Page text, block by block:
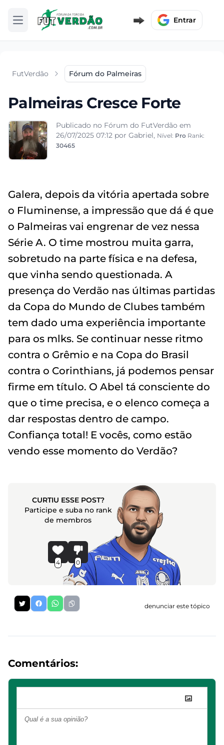
Abrir menu Entrar
FutVerdão Fórum do Palmeiras
Palmeiras Cresce Forte
Publicado no Fórum do FutVerdão em
26/07/2025 07:12 por Gabriel, Nível: Pro Rank:
30465
Galera, depois da vitória apertada sobre
o Fluminense, a impressão que dá é que
o Palmeiras vai engrenar de vez nessa
Série A. O time mostrou muita garra,
sobretudo na parte física e na defesa,
que vinha sendo questionada. A
presença do Verdão nas últimas partidas
da Copa do Mundo de Clubes também
tem dado uma experiência importante
para os mlks. Se continuar nesse ritmo
contra o Grêmio e na Copa do Brasil
contra o Corinthians, já podemos pensar
firme em título. O Abel tá consciente do
que o time precisa, e o elenco começa a
dar respostas dentro de campo.
Confiança total! E vocês, como estão
vendo esse momento do Verdão?
CURTIU ESSE POST?
Participe e suba no rank
de membros
4 0
denunciar este tópico
Comentários: